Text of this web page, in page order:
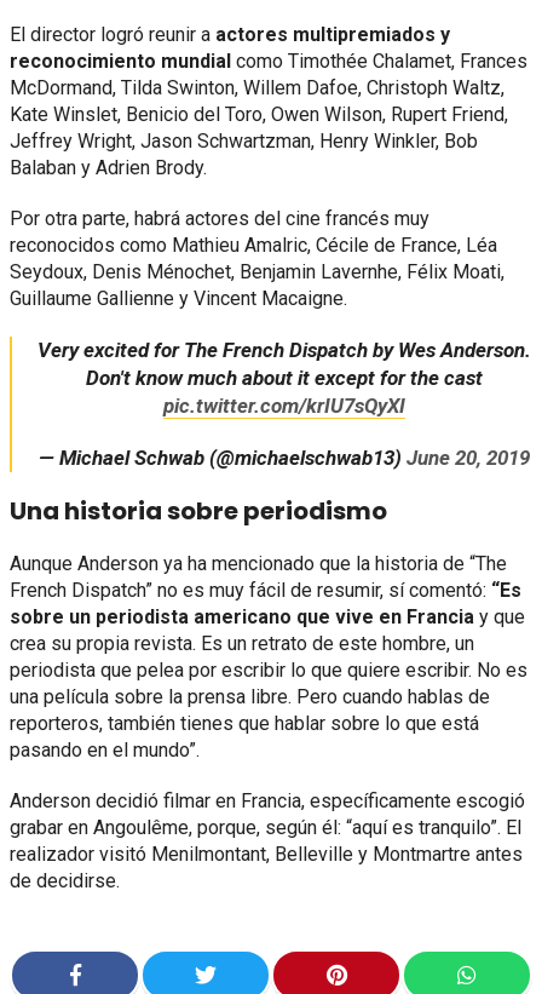
El director logró reunir a actores multipremiados y
reconocimiento mundial como Timothée Chalamet, Frances
McDormand, Tilda Swinton, Willem Dafoe, Christoph Waltz,
Kate Winslet, Benicio del Toro, Owen Wilson, Rupert Friend,
Jeffrey Wright, Jason Schwartzman, Henry Winkler, Bob
Balaban y Adrien Brody.
Por otra parte, habrá actores del cine francés muy
reconocidos como Mathieu Amalric, Cécile de France, Léa
Seydoux, Denis Ménochet, Benjamin Lavernhe, Félix Moati,
Guillaume Gallienne y Vincent Macaigne.
Very excited for The French Dispatch by Wes Anderson.
Don't know much about it except for the cast
pic.twitter.com/krIU7sQyXI
— Michael Schwab (@michaelschwab13) June 20, 2019
Una historia sobre periodismo
Aunque Anderson ya ha mencionado que la historia de “The
French Dispatch” no es muy fácil de resumir, sí comentó: “Es
sobre un periodista americano que vive en Francia y que
crea su propia revista. Es un retrato de este hombre, un
periodista que pelea por escribir lo que quiere escribir. No es
una película sobre la prensa libre. Pero cuando hablas de
reporteros, también tienes que hablar sobre lo que está
pasando en el mundo”.
Anderson decidió filmar en Francia, específicamente escogió
grabar en Angoulême, porque, según él: “aquí es tranquilo”. El
realizador visitó Menilmontant, Belleville y Montmartre antes
de decidirse.